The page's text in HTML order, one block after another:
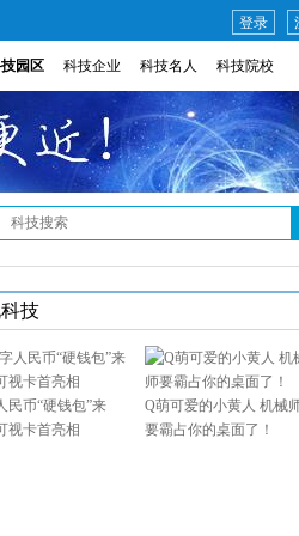
登录
园区 科技企业 科技名人 科技院校
技
民币“硬钱包”来
视卡首亮相
Q萌可爱的小黄人 机械
要霸占你的桌面了！